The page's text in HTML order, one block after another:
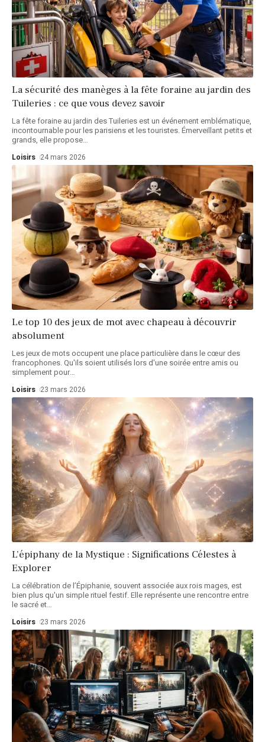
La sécurité des manèges à la fête foraine au jardin des
Tuileries : ce que vous devez savoir
La fête foraine au jardin des Tuileries est un événement emblématique,
incontournable pour les parisiens et les touristes. Émerveillant petits et
grands, elle propose…
Loisirs 24 mars 2026
Le top 10 des jeux de mot avec chapeau à découvrir
absolument
Les jeux de mots occupent une place particulière dans le cœur des
francophones. Qu'ils soient utilisés lors d'une soirée entre amis ou
simplement pour…
Loisirs 23 mars 2026
L’épiphany de la Mystique : Significations Célestes à
Explorer
La célébration de l’Épiphanie, souvent associée aux rois mages, est
bien plus qu'un simple rituel festif. Elle représente une rencontre entre
le sacré et…
Loisirs 23 mars 2026